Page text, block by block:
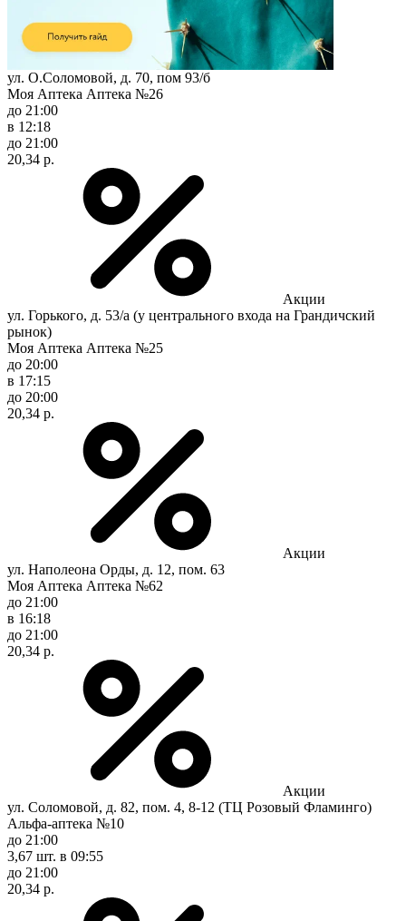
ул. О.Соломовой, д. 70, пом 93/б
Моя Аптека Аптека №26
до 21:00
в 12:18
до 21:00
20,34 р.
Акции
ул. Горького, д. 53/а (у центрального входа на Грандичский
рынок)
Моя Аптека Аптека №25
до 20:00
в 17:15
до 20:00
20,34 р.
Акции
ул. Наполеона Орды, д. 12, пом. 63
Моя Аптека Аптека №62
до 21:00
в 16:18
до 21:00
20,34 р.
Акции
ул. Соломовой, д. 82, пом. 4, 8-12 (ТЦ Розовый Фламинго)
Альфа-аптека №10
до 21:00
3,67 шт. в 09:55
до 21:00
20,34 р.